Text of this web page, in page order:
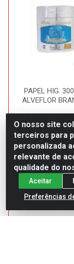
PAPEL HIG.
ALVEFLOR
Embalagem:
Faça seu login
cadastre-se
ver preços
comprar
O nosso site
terceiros para
personalizada
relevante de
qualidade do
Aceitar
Preferências